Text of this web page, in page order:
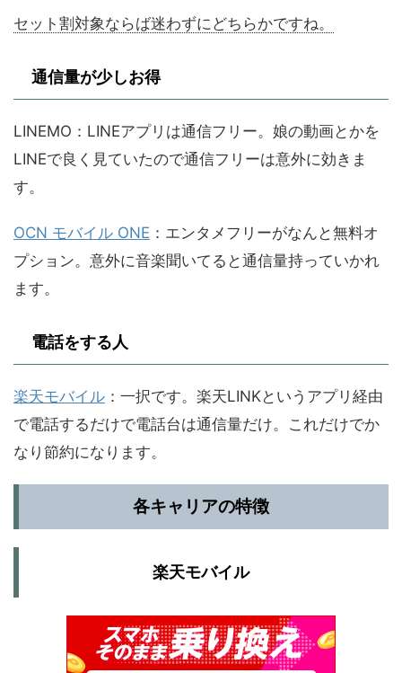
セット割対象ならば迷わずにどちらかですね。
通信量が少しお得
LINEMO：LINEアプリは通信フリー。娘の動画とかを
LINEで良く見ていたので通信フリーは意外に効きま
す。
OCN モバイル ONE ：エンタメフリーがなんと無料オ
プション。意外に音楽聞いてると通信量持っていかれ
ます。
電話をする人
楽天モバイル ：一択です。楽天LINKというアプリ経由
で電話するだけで電話台は通信量だけ。これだけでか
なり節約になります。
各キャリアの特徴
楽天モバイル